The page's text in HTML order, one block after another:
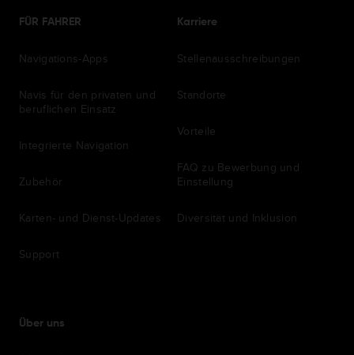
FÜR FAHRER
Navigations-Apps
Navis für den privaten und
beruflichen Einsatz
Integrierte Navigation
Zubehör
Karten- und Dienst-Updates
Support
Karriere
Stellenausschreibungen
Standorte
Vorteile
FAQ zu Bewerbung und
Einstellung
Diversität und Inklusion
Über uns